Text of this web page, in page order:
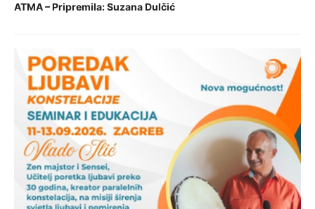
ATMA – Pripremila: Suzana Dulčić